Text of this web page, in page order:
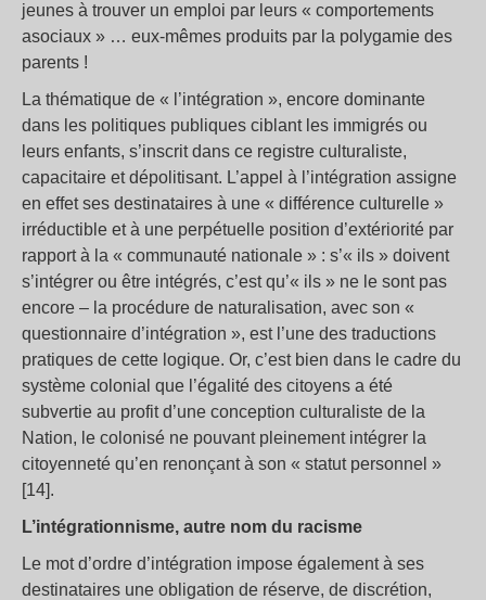
jeunes à trouver un emploi par leurs « comportements
asociaux » … eux-mêmes produits par la polygamie des
parents !
La thématique de « l’intégration », encore dominante
dans les politiques publiques ciblant les immigrés ou
leurs enfants, s’inscrit dans ce registre culturaliste,
capacitaire et dépolitisant. L’appel à l’intégration assigne
en effet ses destinataires à une « différence culturelle »
irréductible et à une perpétuelle position d’extériorité par
rapport à la « communauté nationale » : s’« ils » doivent
s’intégrer ou être intégrés, c’est qu’« ils » ne le sont pas
encore – la procédure de naturalisation, avec son «
questionnaire d’intégration », est l’une des traductions
pratiques de cette logique. Or, c’est bien dans le cadre du
système colonial que l’égalité des citoyens a été
subvertie au profit d’une conception culturaliste de la
Nation, le colonisé ne pouvant pleinement intégrer la
citoyenneté qu’en renonçant à son « statut personnel »
[14].
L’intégrationnisme, autre nom du racisme
Le mot d’ordre d’intégration impose également à ses
destinataires une obligation de réserve, de discrétion,